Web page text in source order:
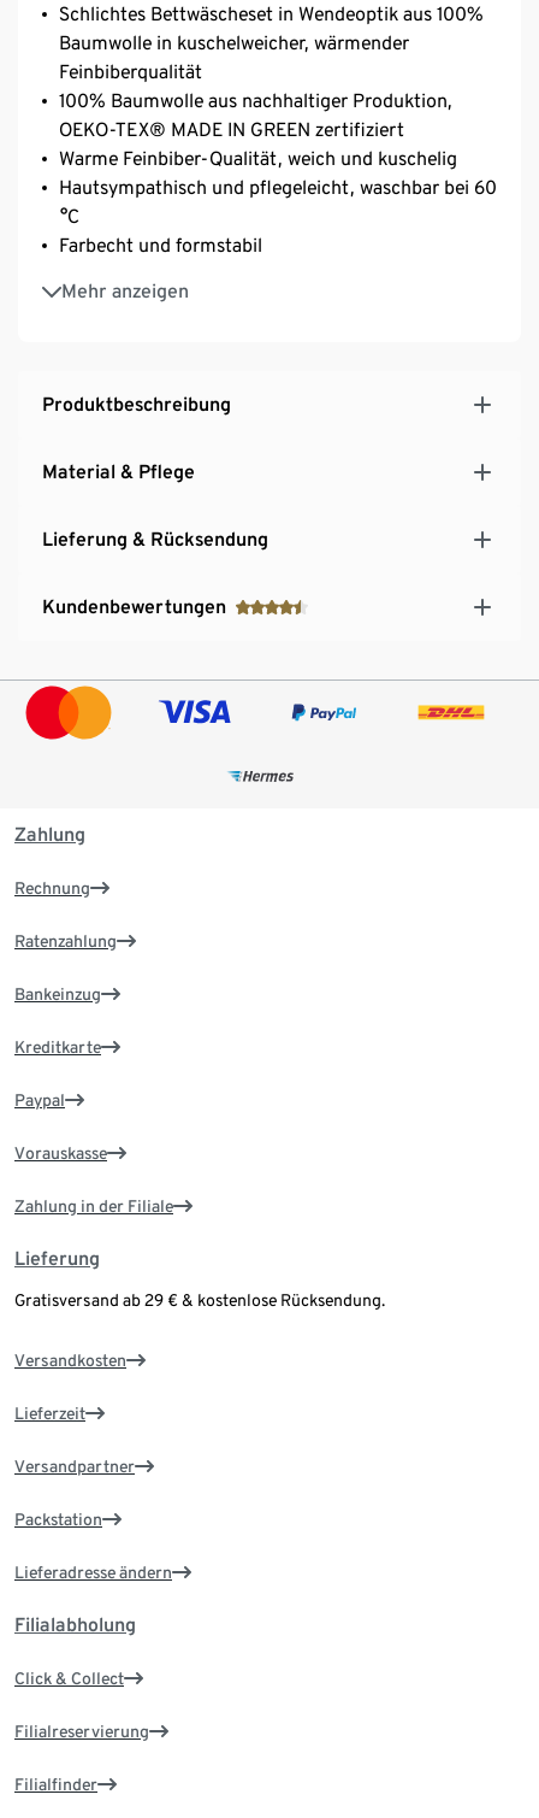
Schlichtes Bettwäscheset in Wendeoptik aus 100%
Baumwolle in kuschelweicher, wärmender
Feinbiberqualität
100% Baumwolle aus nachhaltiger Produktion,
OEKO-TEX® MADE IN GREEN zertifiziert
Warme Feinbiber-Qualität, weich und kuschelig
Hautsympathisch und pflegeleicht, waschbar bei 60
°C
Farbecht und formstabil
Mehr anzeigen
Versteckter, farblich angepasster YKK-
Reißverschluss
Produktbeschreibung
Material & Pflege
Lieferung & Rücksendung
Kundenbewertungen
Zahlung
Rechnung
Ratenzahlung
Bankeinzug
Kreditkarte
Paypal
Vorauskasse
Zahlung in der Filiale
Lieferung
Gratisversand ab 29 € & kostenlose Rücksendung.
Versandkosten
Lieferzeit
Versandpartner
Packstation
Lieferadresse ändern
Filialabholung
Click & Collect
Filialreservierung
Filialfinder